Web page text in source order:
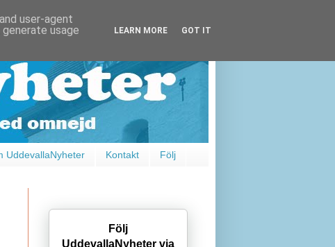
UddevallaNyheter Kontakt Följ
Följ
UddevallaNyheter via
user-agent
usage
LEARN MORE GOT IT